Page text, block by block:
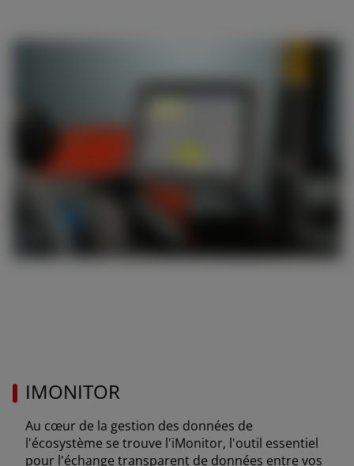
AND MIDDLE-
Afrique et Moyen Orient (Français)
East Asia (English)
IMONITOR
Au cœur de la gestion des données de
l'écosystème se trouve l'iMonitor, l'outil essentiel
pour l'échange transparent de données entre vos